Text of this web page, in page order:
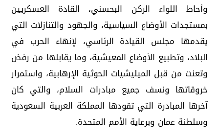
وأحاط اللواء الركن البحسني، القادة العسكريين
بمستجدات الأوضاع السياسية، والجهود والتنازلات التي
يقدمها مجلس القيادة الرئاسي، لإنهاء الحرب في
البلاد، وتطبيع الأوضاع المعيشية، وما يقابلها من رفض
وتعنت من قبل الميليشيات الحوثية الإرهابية، واستمرار
خروقاتها ونسف جميع مبادرات السلام، والتي كان
آخرها المبادرة التي تقودها المملكة العربية السعودية
وسلطنة عمان وبرعاية الأمم المتحدة.